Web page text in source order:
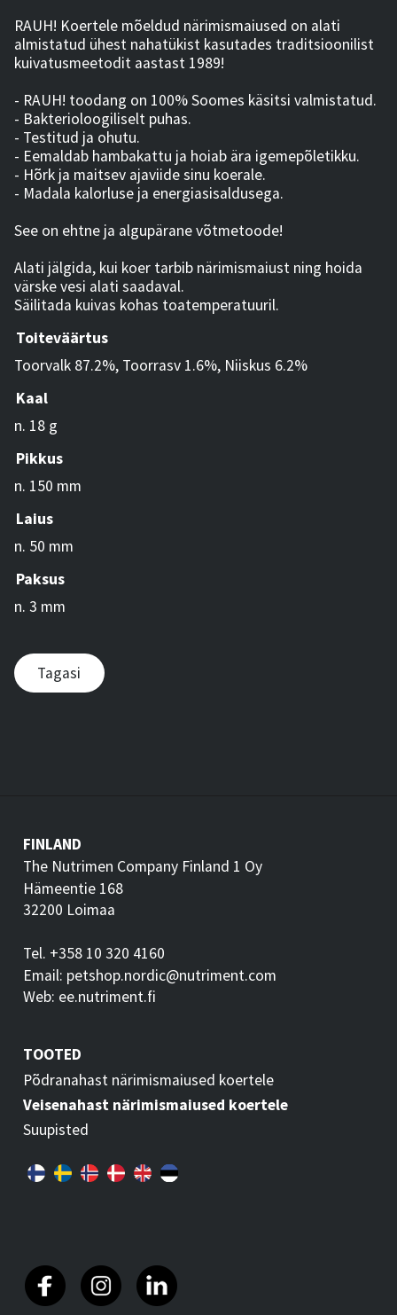
RAUH! Koertele mõeldud närimismaiused on alati
almistatud ühest nahatükist kasutades traditsioonilist
kuivatusmeetodit aastast 1989!
- RAUH! toodang on 100% Soomes käsitsi valmistatud.
- Bakterioloogiliselt puhas.
- Testitud ja ohutu.
- Eemaldab hambakattu ja hoiab ära igemepõletikku.
- Hõrk ja maitsev ajaviide sinu koerale.
- Madala kalorluse ja energiasisaldusega.
See on ehtne ja algupärane võtmetoode!
Alati jälgida, kui koer tarbib närimismaiust ning hoida
värske vesi alati saadaval.
Säilitada kuivas kohas toatemperatuuril.
Toiteväärtus
Toorvalk 87.2%, Toorrasv 1.6%, Niiskus 6.2%
Kaal
n. 18 g
Pikkus
n. 150 mm
Laius
n. 50 mm
Paksus
n. 3 mm
Tagasi
FINLAND
The Nutrimen Company Finland 1 Oy
Hämeentie 168
32200 Loimaa
Tel. +358 10 320 4160
Email: petshop.nordic@nutriment.com
Web: ee.nutriment.fi
TOOTED
Põdranahast närimismaiused koertele
Veisenahast närimismaiused koertele
Suupisted